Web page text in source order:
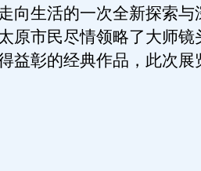
向生活的一次全新探索与
原市民尽情领略了大师镜
益彰的经典作品，此次展